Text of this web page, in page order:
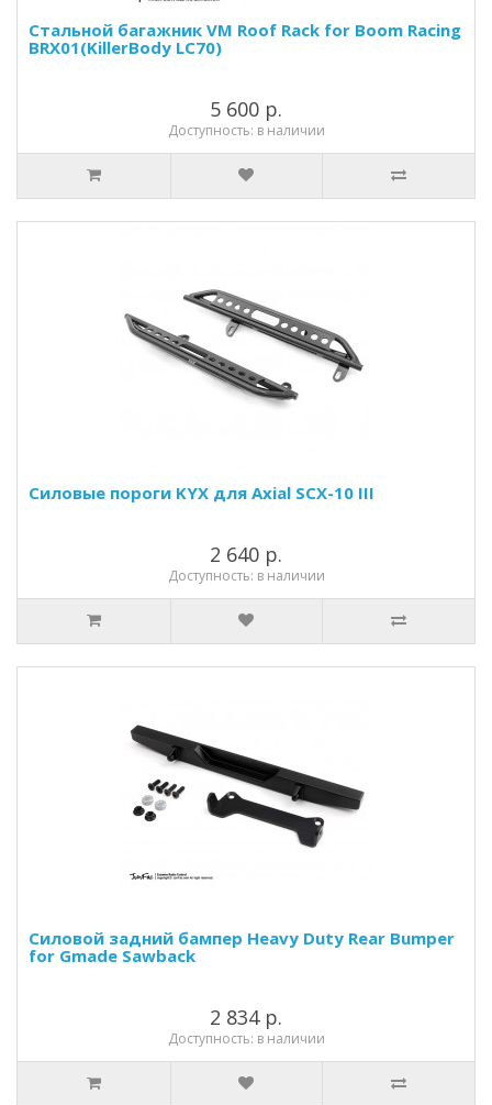
Стальной багажник VM Roof Rack for Boom Racing
BRX01(KillerBody LC70)
5 600 р.
Доступность: в наличии
Силовые пороги KYX для Axial SCX-10 III
2 640 р.
Доступность: в наличии
Силовой задний бампер Heavy Duty Rear Bumper
for Gmade Sawback
2 834 р.
Доступность: в наличии